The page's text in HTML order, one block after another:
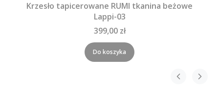
Krzesło tapicerowane RUMI tkanina beżowe
Lappi-03
399,00 zł
Do koszyka